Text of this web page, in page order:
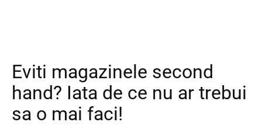
Eviti magazinele second
hand? Iata de ce nu ar trebui
sa o mai faci!